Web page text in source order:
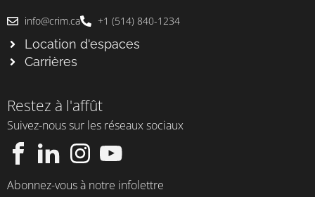
info@crim.ca +1 (514) 840-1234
Location d'espaces
Carrières
Restez à l'affût
Suivez-nous sur les réseaux sociaux
Abonnez-vous à notre infolettre​